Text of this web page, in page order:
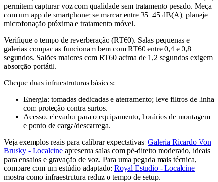
permitem capturar voz com qualidade sem tratamento pesado. Meça
com um app de smartphone; se marcar entre 35–45 dB(A), planeje
microfonação próxima e tratamento móvel.
Verifique o tempo de reverberação (RT60). Salas pequenas e
galerias compactas funcionam bem com RT60 entre 0,4 e 0,8
segundos. Salões maiores com RT60 acima de 1,2 segundos exigem
absorção portátil.
Cheque duas infraestruturas básicas:
Energia: tomadas dedicadas e aterramento; leve filtros de linha
com proteção contra surtos.
Acesso: elevador para o equipamento, horários de montagem
e ponto de carga/descarrega.
Veja exemplos reais para calibrar expectativas: Galeria Ricardo Von
Brusky - Localcine apresenta salas com pé-direito moderado, ideais
para ensaios e gravação de voz. Para uma pegada mais técnica,
compare com um estúdio adaptado: Royal Estudio - Localcine
mostra como infraestrutura reduz o tempo de setup.